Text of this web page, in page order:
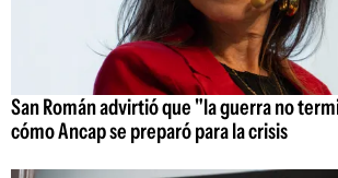
San Román advirtió que "la guerra no
cómo Ancap se preparó para la crisis